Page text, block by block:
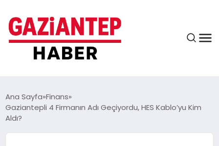
ASAYIŞ
EĞITIM
Ana Sayfa Finans
Gaziantepli 4 Firmanın Adı Geçiyordu, HES Kablo’yu Kim
Aldı?